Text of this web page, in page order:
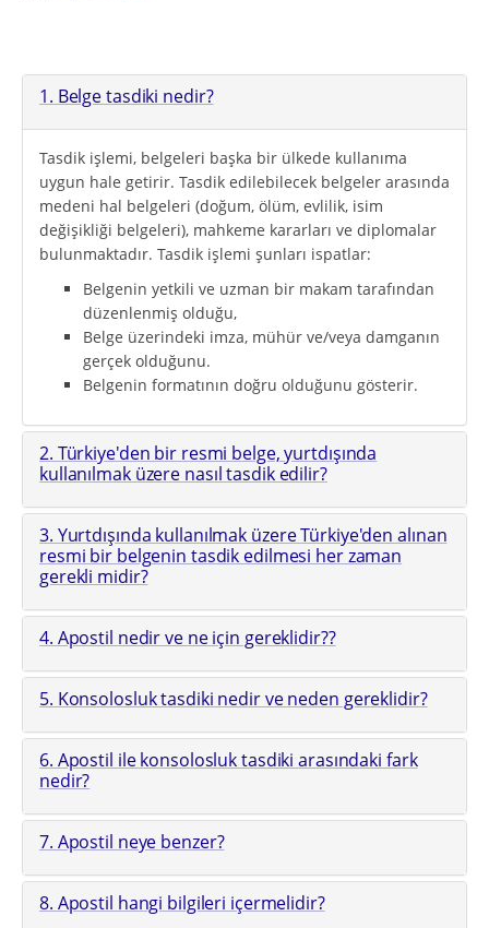
1. Belge tasdiki nedir?
Tasdik işlemi, belgeleri başka bir ülkede kullanıma
uygun hale getirir. Tasdik edilebilecek belgeler arasında
medeni hal belgeleri (doğum, ölüm, evlilik, isim
değişikliği belgeleri), mahkeme kararları ve diplomalar
bulunmaktadır. Tasdik işlemi şunları ispatlar:
Belgenin yetkili ve uzman bir makam tarafından
düzenlenmiş olduğu,
Belge üzerindeki imza, mühür ve/veya damganın
gerçek olduğunu.
Belgenin formatının doğru olduğunu gösterir.
2. Türkiye'den bir resmi belge, yurtdışında
kullanılmak üzere nasıl tasdik edilir?
3. Yurtdışında kullanılmak üzere Türkiye'den alınan
resmi bir belgenin tasdik edilmesi her zaman
gerekli midir?
4. Apostil nedir ve ne için gereklidir??
5. Konsolosluk tasdiki nedir ve neden gereklidir?
6. Apostil ile konsolosluk tasdiki arasındaki fark
nedir?
7. Apostil neye benzer?
8. Apostil hangi bilgileri içermelidir?